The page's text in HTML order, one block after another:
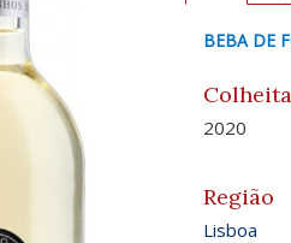
BEBA DE
Colheita
2020
Região
Lisboa